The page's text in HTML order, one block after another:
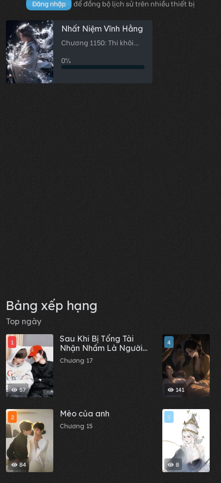
Đăng nhập để đồng bộ lịch sử trên nhiều thiết bị
Nhất Niệm Vĩnh Hằng
Chương 1150: Thi khôi
0%
Bảng xếp hạng
Top ngày
57
1
Sau Khi Bị Tổng Tài
Nhận Nhầm Là Người
Yêu Qua Mạng
Chương 17
84
2 Mèo của anh
Chương 15
141
4
8
5